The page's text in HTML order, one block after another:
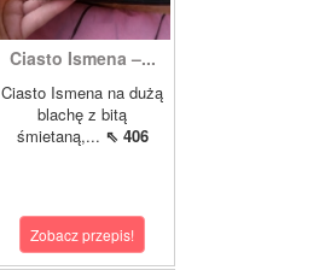
Ciasto Ismena –...
Ciasto Ismena na dużą
blachę z bitą
śmietaną,... ⇖ 406
Zobacz przepis!